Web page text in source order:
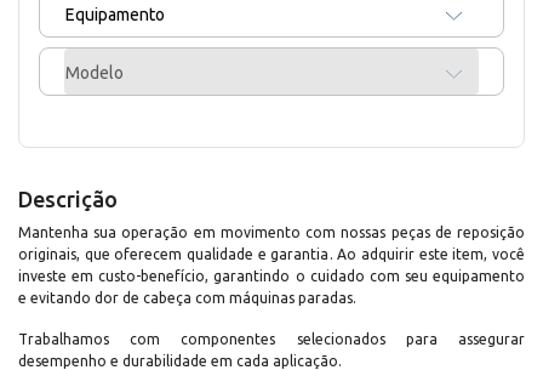
Equipamento
Modelo
Descrição
Mantenha sua operação em movimento com nossas peças de reposição
originais, que oferecem qualidade e garantia. Ao adquirir este item, você
investe em custo-benefício, garantindo o cuidado com seu equipamento
e evitando dor de cabeça com máquinas paradas.
Trabalhamos com componentes selecionados para assegurar
desempenho e durabilidade em cada aplicação.